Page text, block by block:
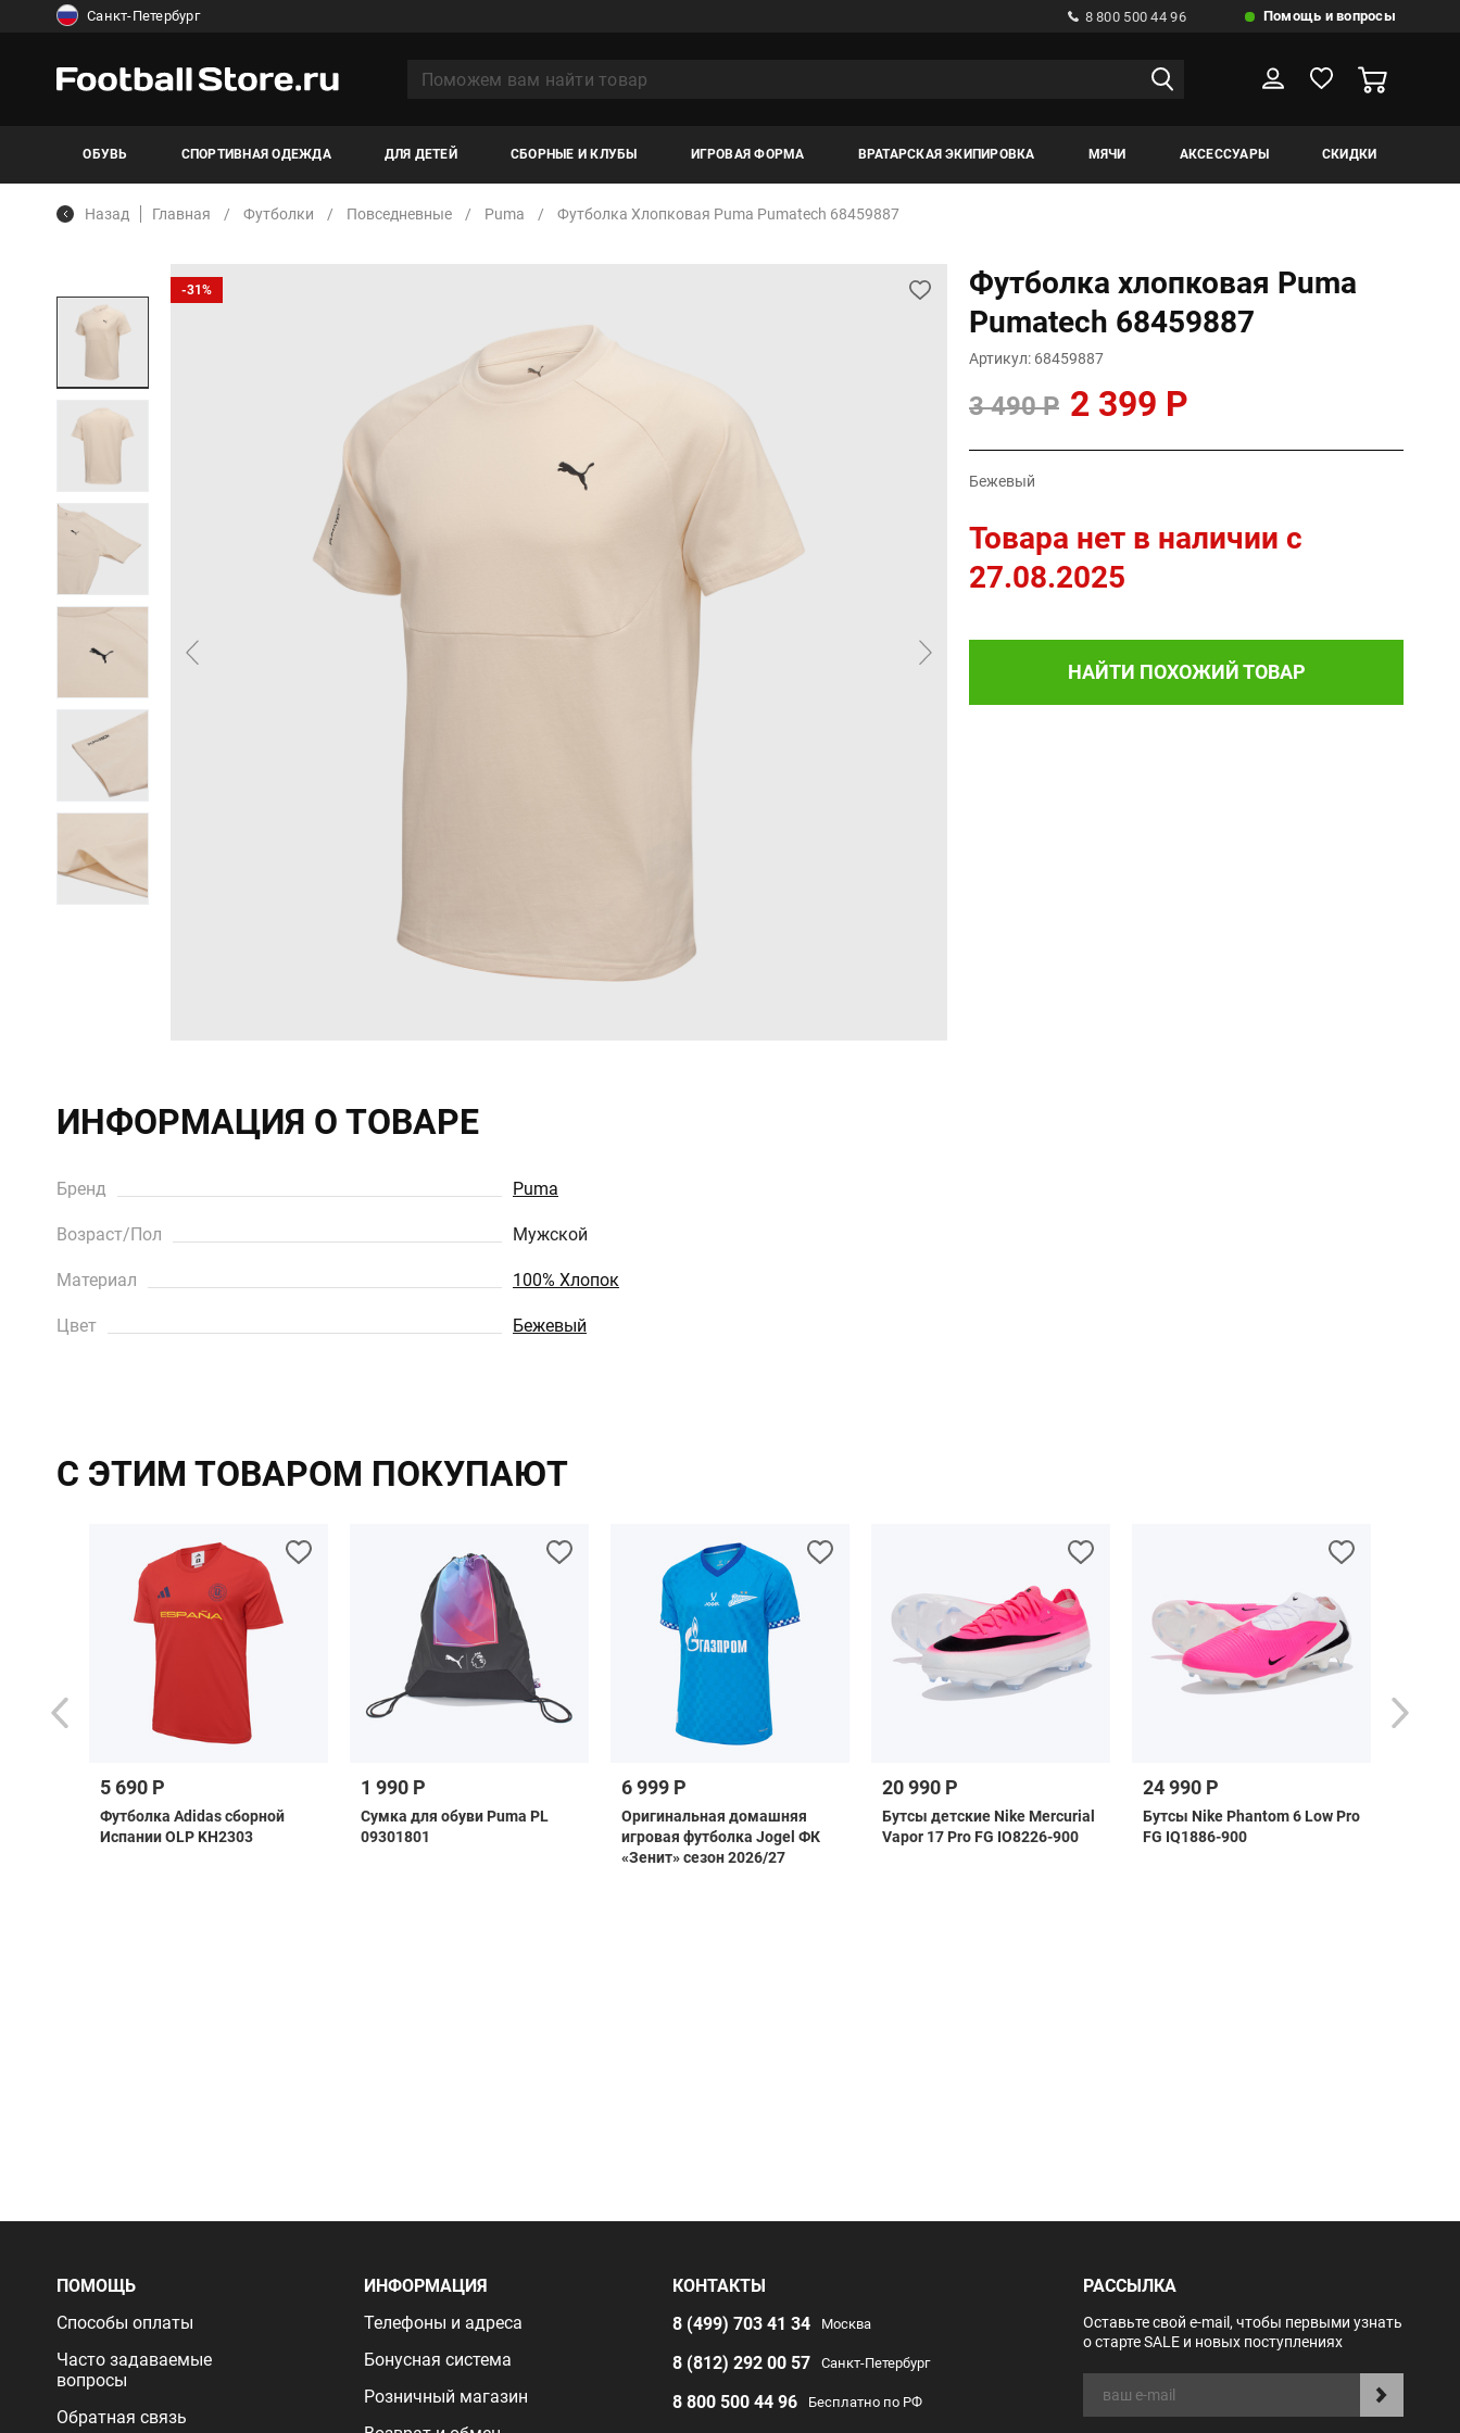
Санкт-Петербург 8 800 500 44 96 Помощь и вопросы
ОБУВЬ СПОРТИВНАЯ ОДЕЖДА ДЛЯ ДЕТЕЙ СБОРНЫЕ И КЛУБЫ ИГРОВАЯ ФОРМА ВРАТАРСКАЯ ЭКИПИРОВКА МЯЧИ АКСЕССУАРЫ СКИДКИ
Назад Главная Футболки Повседневные Puma Футболка Хлопковая Puma Pumatech 68459887
-31%
Футболка хлопковая Puma
Pumatech 68459887
Артикул: 68459887
3 490 Р 2 399 Р
Бежевый
Товара нет в наличии c
27.08.2025
НАЙТИ ПОХОЖИЙ ТОВАР
ИНФОРМАЦИЯ О ТОВАРЕ
Бренд Puma
Возраст/Пол Мужской
Материал 100% Хлопок
Цвет Бежевый
С ЭТИМ ТОВАРОМ ПОКУПАЮТ
5 690 Р
Футболка Adidas сборной
Испании OLP KH2303
1 990 Р
Сумка для обуви Puma PL
09301801
6 999 Р
Оригинальная домашняя
игровая футболка Jogel ФК
«Зенит» сезон 2026/27
20 990 Р
Бутсы детские Nike Mercurial
Vapor 17 Pro FG IO8226-900
24 990 Р
Бутсы Nike Phantom 6 Low Pro
FG IQ1886-900
ПОМОЩЬ
Способы оплаты
Часто задаваемые
вопросы
Обратная связь
ИНФОРМАЦИЯ
Телефоны и адреса
Бонусная система
Розничный магазин
КОНТАКТЫ
8 (499) 703 41 34
Москва
8 (812) 292 00 57 Санкт-Петербург
8 800 500 44 96 Бесплатно по РФ
РАССЫЛКА
Оставьте свой e-mail, чтобы первыми узнать
о старте SALE и новых поступлениях